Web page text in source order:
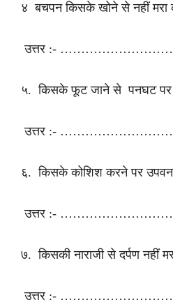
४ बचपन किसके खोने से नहीं मरा
उत्तर :-
५. किसके फूट जाने से पनघट
उत्तर :-
६. किसके कोशिश करने पर उपवन
उत्तर :-
७. किसकी नाराजी से दर्पण नहीं
उत्तर :-